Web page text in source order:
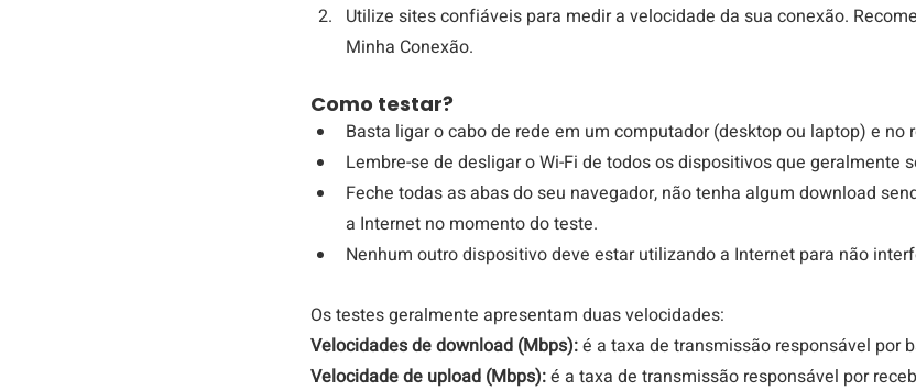
Utilize sites confiáveis para medir a velocidade da sua conexão.
Minha Conexão.
​Como testar?
Basta ligar o cabo de rede em um computador (desktop ou laptop) e no
Lembre-se de desligar o Wi-Fi de todos os dispositivos que geralmente
Feche todas as abas do seu navegador, não tenha algum download
a Internet no momento do teste.
Nenhum outro dispositivo deve estar utilizando a Internet para não
Os testes geralmente apresentam duas velocidades:
Velocidades de download (Mbps): é a taxa de transmissão responsável por
Velocidade de upload (Mbps): é a taxa de transmissão responsável por